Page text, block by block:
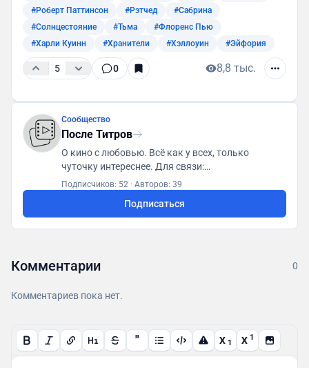
#Роберт Паттинсон
#Рэтчед
#Сабрина
#Солнцестояние
#Тьма
#Флоренс Пью
#Харли Куинн
#Хранители #Хэллоуин #Эйфория
5 0 8,8 тыс.
Сообщество
После Титров
О кино с любовью. Всё как у всех, только
чуточку интереснее. Для связи:
posletitrov@yandex.ru
Подписчиков: 52 · Авторов: 39
Подписаться
Комментарии 0
Комментариев пока нет.
" X 1 X 1